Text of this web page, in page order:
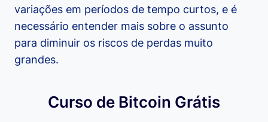
variações em períodos de tempo curtos, e é
necessário entender mais sobre o assunto
para diminuir os riscos de perdas muito
grandes.
Curso de Bitcoin Grátis